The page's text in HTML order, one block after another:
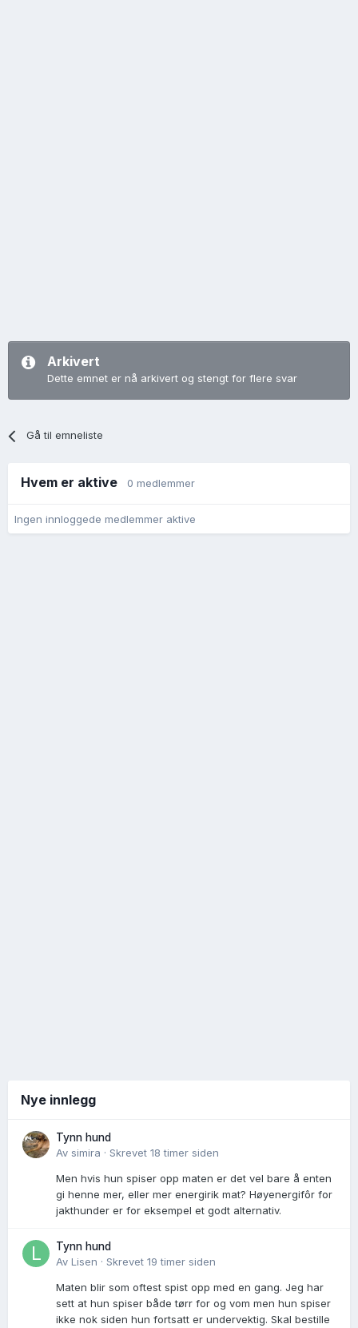
Arkivert
Dette emnet er nå arkivert og stengt for flere svar
Gå til emneliste
Hvem er aktive 0 medlemmer
Ingen innloggede medlemmer aktive
Nye innlegg
Tynn hund
Av simira · Skrevet 18 timer siden
Men hvis hun spiser opp maten er det vel bare å enten
gi henne mer, eller mer energirik mat? Høyenergifôr for
jakthunder er for eksempel et godt alternativ.
Tynn hund
Av Lisen · Skrevet 19 timer siden
Maten blir som oftest spist opp med en gang. Jeg har
sett at hun spiser både tørr for og vom men hun spiser
ikke nok siden hun fortsatt er undervektig. Skal bestille